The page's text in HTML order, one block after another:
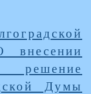
внесении
Думы